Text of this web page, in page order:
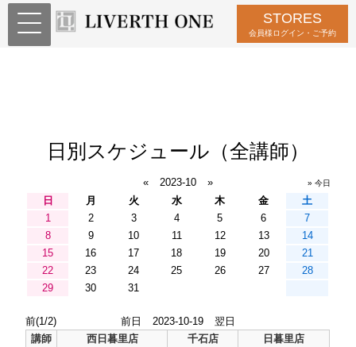
STORES
会員様ログイン・ご予約
日別スケジュール（全講師）
« 2023-10 » » 今日
日 月 火 水 木 金
土
1
2 3 4 5 6
7
8
9 10 11 12 13
14
15
16 17 18 19 20
21
22
23 24 25 26 27
28
29
30 31
前(1/2) 前日 2023-10-19
翌日
講師
西日暮里店 千石店
日暮里店